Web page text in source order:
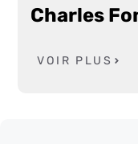
Charles
VOIR PLUS